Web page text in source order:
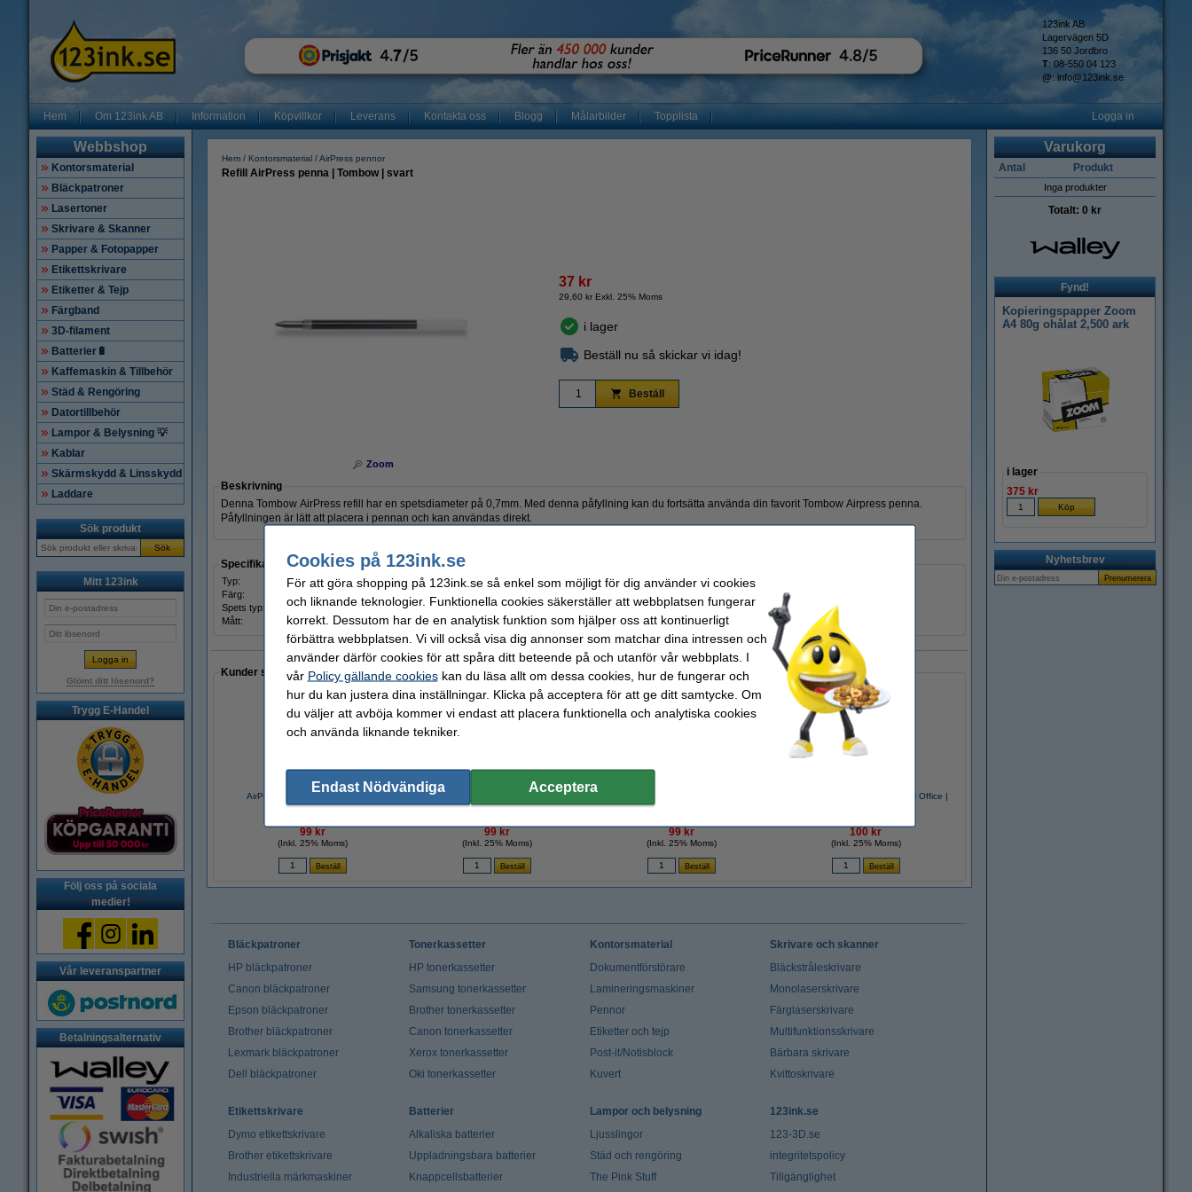
123ink AB
Lagervägen 5D
136 50 Jordbro
T: 08-550 04 123
@: info@123ink.se
Hem Om 123ink AB Information Köpvillkor Leverans Kontakta oss Blogg Målarbilder Topplista Logga in
Webbshop
Kontorsmaterial
Bläckpatroner
Lasertoner
Skrivare & Skanner
Papper & Fotopapper
Etikettskrivare
Etiketter & Tejp
Färgband
3D-filament
Batterier🔋
Kaffemaskin & Tillbehör
Städ & Rengöring
Datortillbehör
Lampor & Belysning 💡
Kablar
Skärmskydd & Linsskydd
Laddare
Sök produkt
Sök
Mitt 123ink
Glömt ditt lösenord?
Trygg E-Handel
Följ oss på sociala
medier!
Vår leveranspartner
Betalningsalternativ
Hem Kontorsmaterial AirPress pennor
Refill AirPress penna | Tombow | svart
Zoom
37 kr
29,60 kr Exkl. 25% Moms
i lager
Beställ nu så skickar vi idag!
Beställ
Beskrivning
Denna Tombow AirPress refill har en spetsdiameter på 0,7mm. Med denna påfyllning kan du fortsätta använda din favorit Tombow Airpress penna.
Påfyllningen är lätt att placera i pennan och kan användas direkt.
Specifikationer
Typ: påfyllning Varumärke:
Färg:
Spets typ:
fin Antal:
Mått:
0,7 mm Vårt artikelnr: 241530
Kunder som gjort ett liknande köp valde ofta även dessa produkter!
AirPress penna | Tombow | svart
99 kr
(Inkl. 25% Moms)
AirPress penna | Tombow | transparent
99 kr
(Inkl. 25% Moms)
99 kr
(Inkl. 25% Moms)
Kopieringspapper A4 80g | UPM Office |
100 kr
(Inkl. 25% Moms)
Varukorg
Antal Produkt
Inga produkter
Totalt: 0 kr
Fynd!
Kopieringspapper Zoom
A4 80g ohålat 2,500 ark
i lager
375 kr
Nyhetsbrev
Bläckpatroner
HP bläckpatroner
Canon bläckpatroner
Epson bläckpatroner
Brother bläckpatroner
Lexmark bläckpatroner
Dell bläckpatroner
Tonerkassetter
HP tonerkassetter
Samsung tonerkassetter
Brother tonerkassetter
Canon tonerkassetter
Xerox tonerkassetter
Oki tonerkassetter
Kontorsmaterial
Dokumentförstörare
Lamineringsmaskiner
Pennor
Etiketter och tejp
Post-it/Notisblock
Kuvert
Skrivare och skanner
Bläckstråleskrivare
Monolaserskrivare
Färglaserskrivare
Multifunktionsskrivare
Bärbara skrivare
Kvittoskrivare
Etikettskrivare
Dymo etikettskrivare
Brother etikettskrivare
Industriella märkmaskiner
Batterier
Alkaliska batterier
Uppladningsbara batterier
Knappcellsbatterier
Lampor och belysning
Ljusslingor
Städ och rengöring
The Pink Stuff
123ink.se
123-3D.se
integritetspolicy
Tillgänglighet
Cookies på 123ink.se
För att göra shopping på 123ink.se så enkel som möjligt för dig använder vi cookies
och liknande teknologier. Funktionella cookies säkerställer att webbplatsen fungerar
korrekt. Dessutom har de en analytisk funktion som hjälper oss att kontinuerligt
förbättra webbplatsen. Vi vill också visa dig annonser som matchar dina intressen och
använder därför cookies för att spåra ditt beteende på och utanför vår webbplats. I
vår Policy gällande cookieskan du läsa allt om dessa cookies, hur de fungerar och
hur du kan justera dina inställningar. Klicka på acceptera för att ge ditt samtycke. Om
du väljer att avböja kommer vi endast att placera funktionella och analytiska cookies
och använda liknande tekniker.
Endast Nödvändiga Acceptera